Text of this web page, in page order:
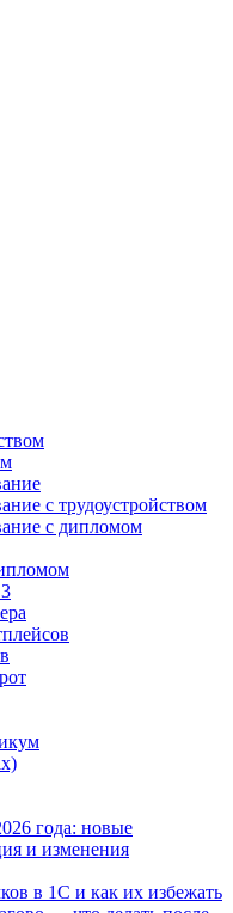
с трудоустройством
с дипломом
года: новые
и изменения
в 1С и как их избежать